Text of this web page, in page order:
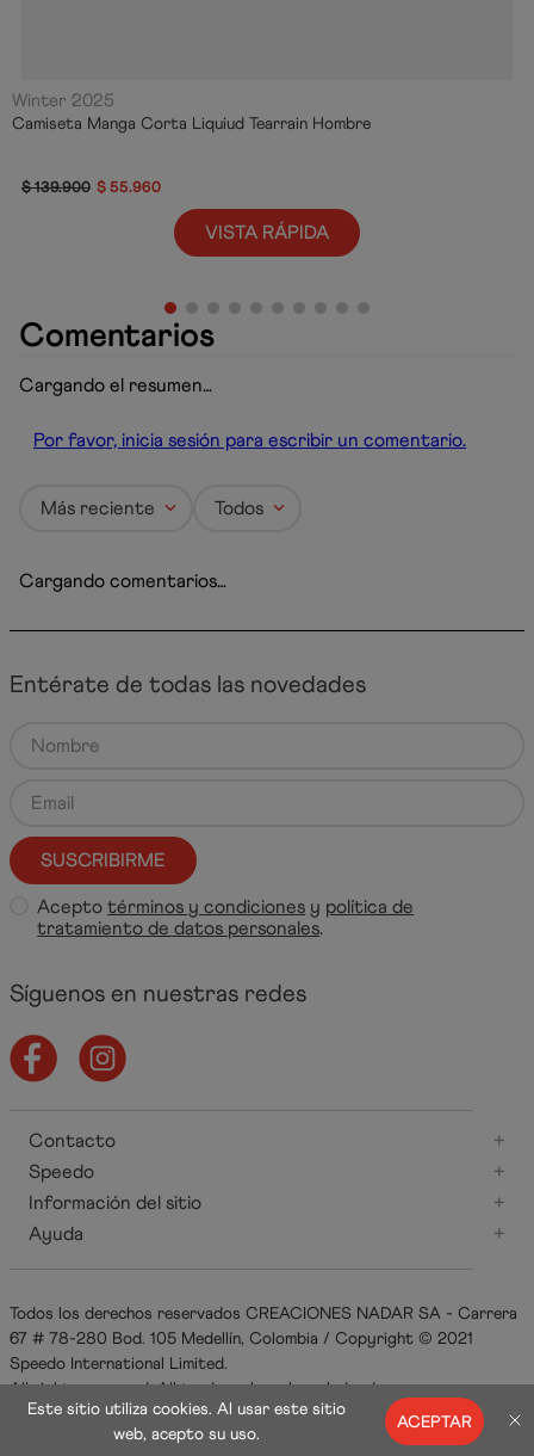
Winter 2025
Camiseta Manga Corta Liquiud Tearrain Hombre
$139.900 $ 55.960
VISTA RÁPIDA
Comentarios
Cargando el resumen…
Por favor, inicia sesión para escribir un comentario.
Más reciente Todos
Cargando comentarios…
Entérate de todas las novedades
SUSCRIBIRME
Aceptotérminos y condiciones y política de
tratamiento de datos personales.
Síguenos en nuestras redes
Contacto
+
Speedo
+
Información del sitio
+
Ayuda
+
Todos los derechos reservados CREACIONES NADAR SA - Carrera
67 # 78-280 Bod. 105 Medellín, Colombia / Copyright © 2021
Speedo International Limited.
All rights reserved. All trademarks acknowledged.
ACEPTAR
Este sitio utiliza cookies. Al usar este sitio
web, acepto su uso.